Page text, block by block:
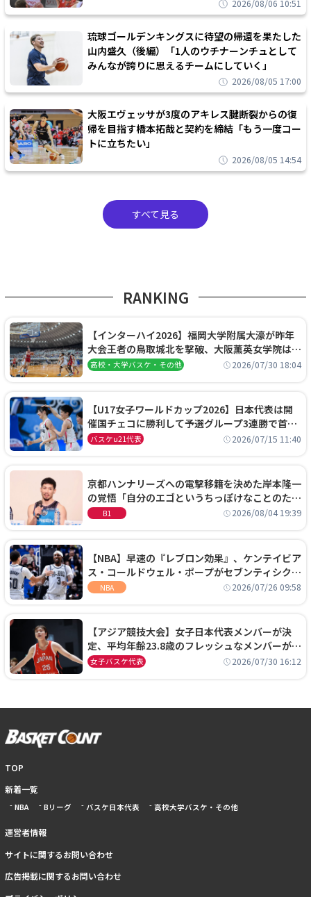
2026/08/06 10:51
琉球ゴールデンキングスに待望の帰還を果たした
山内盛久（後編）「1人のウチナーンチュとして
みんなが誇りに思えるチームにしていく」
2026/08/05 17:00
大阪エヴェッサが3度のアキレス腱断裂からの復
帰を目指す橋本拓哉と契約を締結「もう一度コー
トに立ちたい」
2026/08/05 14:54
すべて見る
RANKING
【インターハイ2026】福岡大学附属大濠が昨年
大会王者の鳥取城北を撃破、大阪薫英女学院は岐
阜女子に完勝、大会3日目試合結果
高校・大学バスケ・その他 2026/07/30 18:04
【U17女子ワールドカップ2026】日本代表は開
催国チェコに勝利して予選グループ3連勝で首位
通過！準々決勝の相手はエジプトに決定
バスケu21代表 2026/07/15 11:40
京都ハンナリーズへの電撃移籍を決めた岸本隆一
の覚悟「自分のエゴというちっぽけなことのため
に、京都に来たわけではない」
B1 2026/08/04 19:39
【NBA】早速の『レブロン効果』、ケンテイビア
ス・コールドウェル・ポープがセブンティシクサ
ーズに1年契約で加入
NBA 2026/07/26 09:58
【アジア競技大会】女子日本代表メンバーが決
定、平均年齢23.8歳のフレッシュなメンバーが日
本開催の大舞台で頂点を狙う
女子バスケ代表 2026/07/30 16:12
TOP
新着一覧
NBA Bリーグ バスケ日本代表 高校大学バスケ・その他
運営者情報
サイトに関するお問い合わせ
広告掲載に関するお問い合わせ